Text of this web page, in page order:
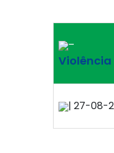
–
| 27-08-